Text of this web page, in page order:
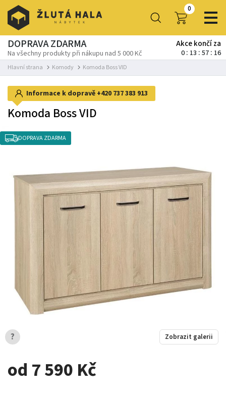
0
DOPRAVA ZDARMA
Na všechny produkty při nákupu nad 5 000 Kč
Akce končí za
0 13 57 16
Hlavní strana Komody Komoda Boss VID
od 7 590 Kč
Informace k dopravě +420 737 383 913
Komoda Boss VID
DOPRAVA ZDARMA
Zobrazit galerii
?